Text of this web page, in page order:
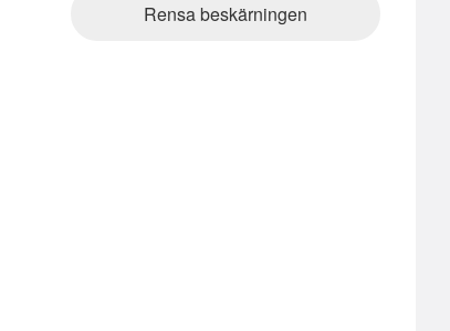
Rensa beskärningen